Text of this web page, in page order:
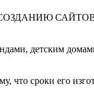
САЙТОВ
детским
что сроки его